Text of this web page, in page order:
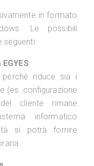
in formato
Le possibili
seguenti:
riduce sia i
(es. configurazione
cliente rimane
informatico
si potrà fornire